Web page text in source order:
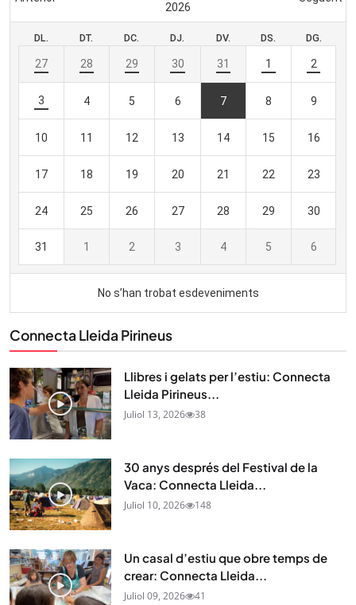
Connecta Lleida Pirineus
Llibres i gelats per l’estiu: Connecta
Lleida Pirineus...
Juliol 13, 2026 38
30 anys després del Festival de la
Vaca: Connecta Lleida...
Juliol 10, 2026 148
Un casal d’estiu que obre temps de
crear: Connecta Lleida...
Juliol 09, 2026 41